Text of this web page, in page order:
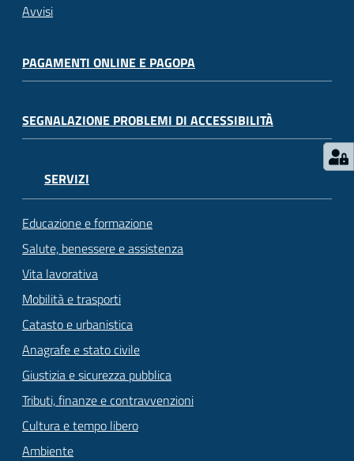
Avvisi
PAGAMENTI ONLINE E PAGOPA
SEGNALAZIONE PROBLEMI DI ACCESSIBILITÀ
SERVIZI
Educazione e formazione
Salute, benessere e assistenza
Vita lavorativa
Mobilità e trasporti
Catasto e urbanistica
Anagrafe e stato civile
Giustizia e sicurezza pubblica
Tributi, finanze e contravvenzioni
Cultura e tempo libero
Ambiente